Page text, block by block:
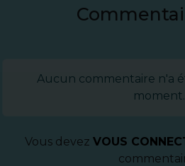
Aucun commentaire n'a
moment.
Vous devez VOUS